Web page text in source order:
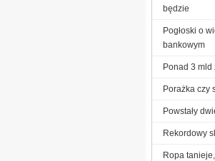
będzie
Pogłoski o
bankowym
Ponad 3 mld
Porażka czy
Powstały
Rekordowy
Ropa